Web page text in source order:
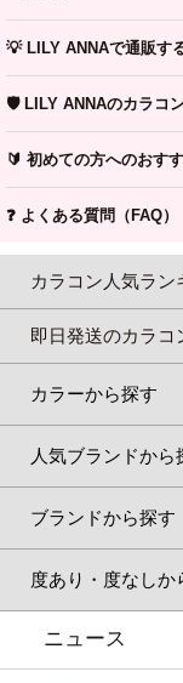
💡 LILY ANNAで通販す
🛡️ LILY ANNAのカラコ
🔰 初めての方へのおす
❓ よくある質問（FAQ）
カラコン人気ラン
即日発送のカラコ
カラーから探す
人気ブランドから
ブランドから探す
度あり・度なしか
ニュース